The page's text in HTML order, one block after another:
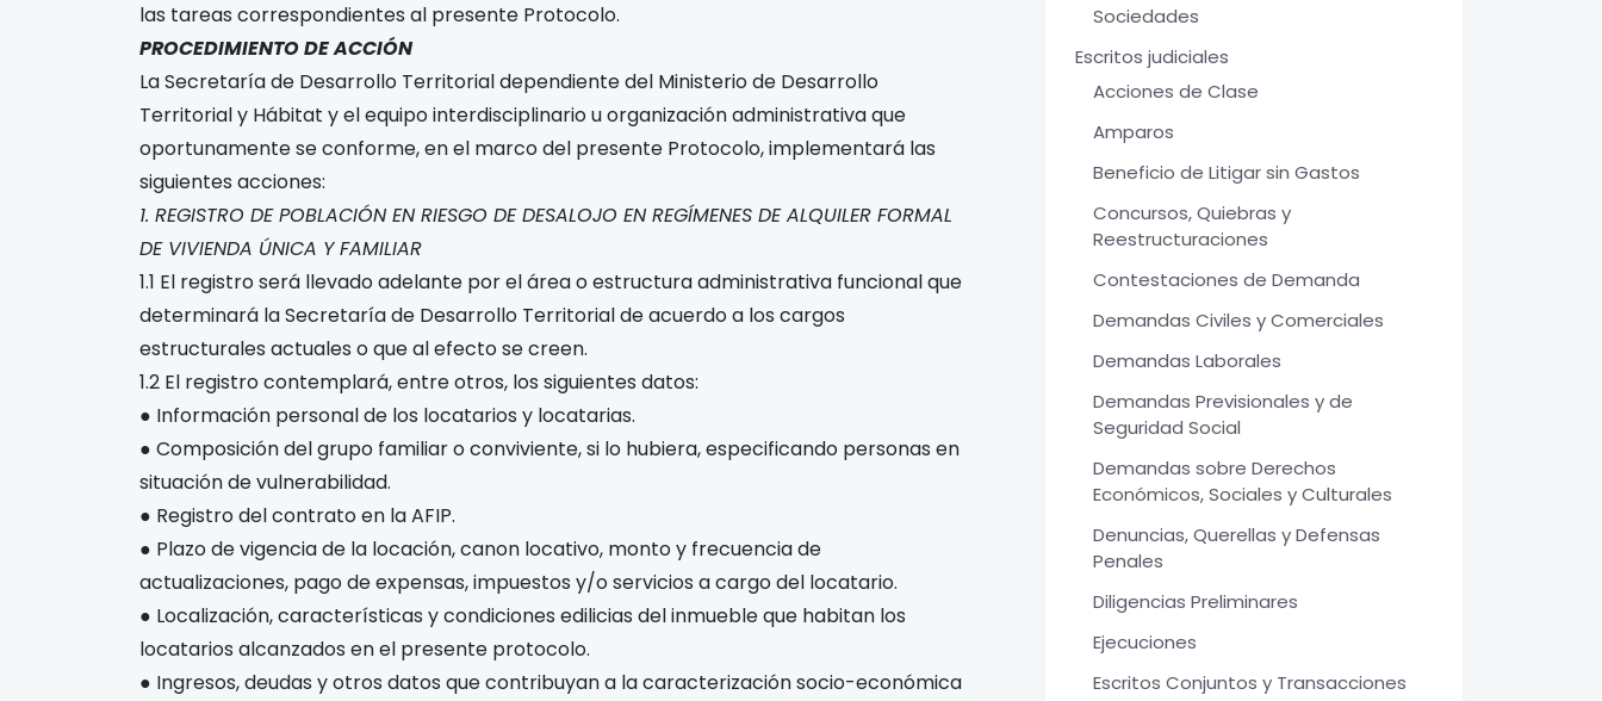
las tareas correspondientes al presente Protocolo.
PROCEDIMIENTO DE ACCIÓN
La Secretaría de Desarrollo Territorial dependiente del Ministerio de Desarrollo
Territorial y Hábitat y el equipo interdisciplinario u organización administrativa que
oportunamente se conforme, en el marco del presente Protocolo, implementará las
siguientes acciones:
1. REGISTRO DE POBLACIÓN EN RIESGO DE DESALOJO EN REGÍMENES DE ALQUILER FORMAL
DE VIVIENDA ÚNICA Y FAMILIAR
1.1 El registro será llevado adelante por el área o estructura administrativa funcional que
determinará la Secretaría de Desarrollo Territorial de acuerdo a los cargos
estructurales actuales o que al efecto se creen.
1.2 El registro contemplará, entre otros, los siguientes datos:
● Información personal de los locatarios y locatarias.
● Composición del grupo familiar o conviviente, si lo hubiera, especificando personas en
situación de vulnerabilidad.
● Registro del contrato en la AFIP.
● Plazo de vigencia de la locación, canon locativo, monto y frecuencia de
actualizaciones, pago de expensas, impuestos y/o servicios a cargo del locatario.
● Localización, características y condiciones edilicias del inmueble que habitan los
locatarios alcanzados en el presente protocolo.
● Ingresos, deudas y otros datos que contribuyan a la caracterización socio-económica
Sociedades
Escritos judiciales
Acciones de Clase
Amparos
Beneficio de Litigar sin Gastos
Concursos, Quiebras y
Reestructuraciones
Contestaciones de Demanda
Demandas Civiles y Comerciales
Demandas Laborales
Demandas Previsionales y de
Seguridad Social
Demandas sobre Derechos
Económicos, Sociales y Culturales
Denuncias, Querellas y Defensas
Penales
Diligencias Preliminares
Ejecuciones
Escritos Conjuntos y Transacciones